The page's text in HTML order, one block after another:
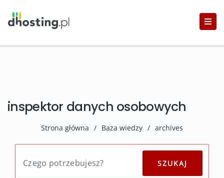
inspektor danych osobowych
Strona główna / Baza wiedzy / archives